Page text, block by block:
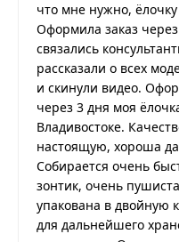
что мне нужно,
Оформила заказ
связались
рассказали о всех
и скинули видео.
через 3 дня моя
Владивостоке.
настоящую, хороша
Собирается очень
зонтик, очень
упакована в двойную
для дальнейшего